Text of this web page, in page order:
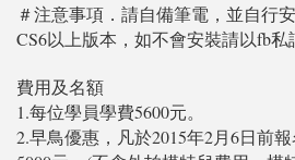
＃注意事項．請自備筆電，並自行
CS6以上版本，如不會安裝請以fb私
費用及名額
1.每位學員學費5600元。
2.早鳥優惠，凡於2015年2月6日前